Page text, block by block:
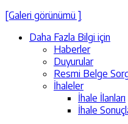
[Galeri görünümü ]
Daha Fazla Bilgi için
Haberler
Duyurular
Resmi Belge
İhaleler
İhale İlanları
İhale